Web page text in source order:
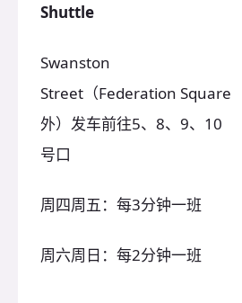
Shuttle
Swanston
Street（Federation Square
外）发车前往5、8、9、10
号口
周四周五：每3分钟一班
周六周日：每2分钟一班